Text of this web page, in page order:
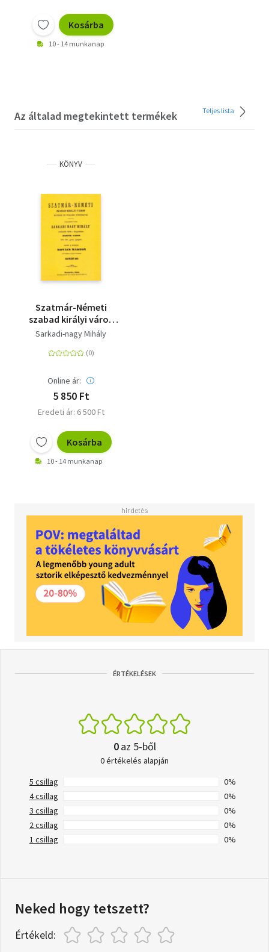
Kosárba
10 - 14 munkanap
Az általad megtekintett termékek Teljes lista
KÖNYV
Szatmár-Németi
szabad királyi város
egyházi és polgári
Sarkadi-nagy Mihály
Online ár:
5 850 Ft
Eredeti ár: 6 500 Ft
Kosárba
10 - 14 munkanap
ÉRTÉKELÉSEK
0az 5-ből
0 értékelés alapján
5 csillag
0%
4 csillag
0%
3 csillag
0%
2 csillag
0%
1 csillag
0%
Neked hogy tetszett?
Értékeld: